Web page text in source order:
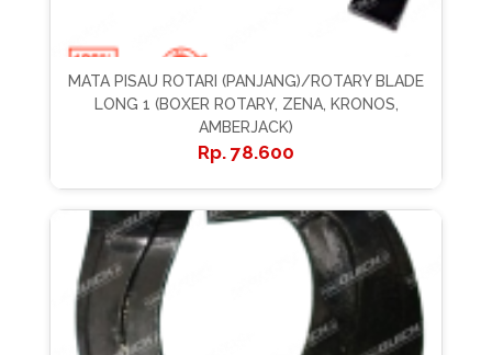
MATA PISAU ROTARI (PANJANG)/ROTARY BLADE
LONG 1 (BOXER ROTARY, ZENA, KRONOS,
AMBERJACK)
78.600